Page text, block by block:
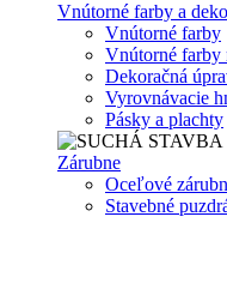
Vnútorné farby a
Vnútorné farby
Vnútorné farby
Dekoračná
Vyrovnávacie
Pásky a plachty
Zárubne
Oceľové
Stavebné